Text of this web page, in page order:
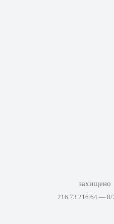
захищено
216.73.216.64 — 8/